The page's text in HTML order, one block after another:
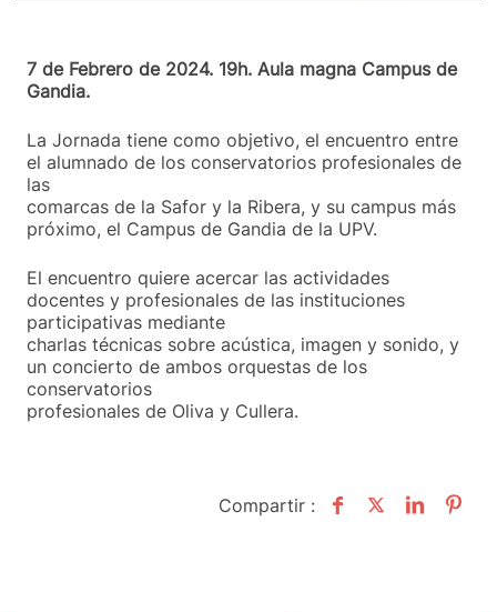
7 de Febrero de 2024. 19h. Aula magna Campus de
Gandia.
La Jornada tiene como objetivo, el encuentro entre
el alumnado de los conservatorios profesionales de
las
comarcas de la Safor y la Ribera, y su campus más
próximo, el Campus de Gandia de la UPV.
El encuentro quiere acercar las actividades
docentes y profesionales de las instituciones
participativas mediante
charlas técnicas sobre acústica, imagen y sonido, y
un concierto de ambos orquestas de los
conservatorios
profesionales de Oliva y Cullera.
Compartir :